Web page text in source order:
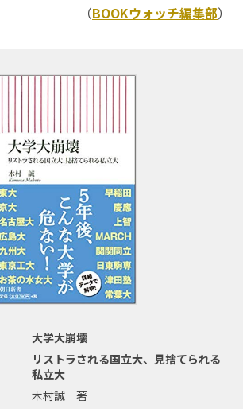
（BOOKウォッチ編集部）
大学大崩壊
リストラされる国立大、見捨てられる
私立大
木村誠 著